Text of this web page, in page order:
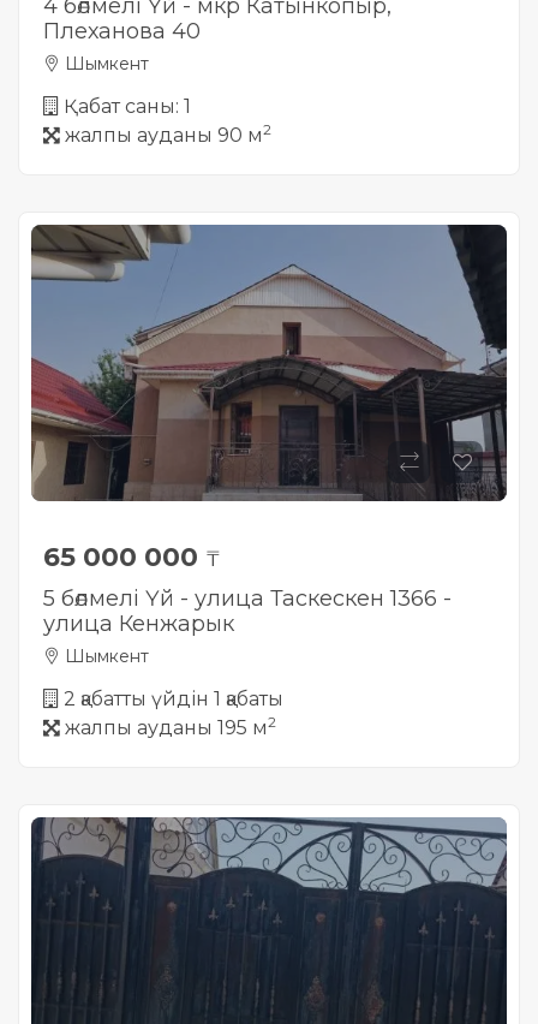
4 бөлмелі Үй - мкр Катынкопыр,
Плеханова 40
Шымкент
Қабат саны: 1
жалпы ауданы 90 м2
65 000 000 ₸
5 бөлмелі Үй - улица Таскескен 1366 -
улица Кенжарык
Шымкент
2 қабатты үйдін 1 қабаты
жалпы ауданы 195 м2